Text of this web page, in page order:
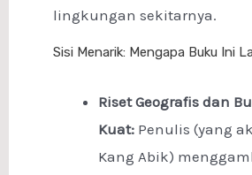
lingkungan sekitarnya.
Sisi Menarik: Mengapa Buku Ini
Riset Geografis dan
Kuat: Penulis (yang
Kang Abik)